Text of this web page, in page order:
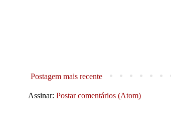
Postagem mais recente
Assinar: Postar comentários (Atom)